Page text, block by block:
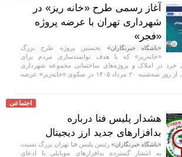
آغاز رسمی طرح «خانه ریز» در
شهرداری تهران با عرضه پروژه
«فجر»
«باشگاه خبرنگاران» نخستین پروژه طرح بزرگ
«خانه‌ریز» که با هدف توانمندسازی مردم برای
خرد در املاک و پروژه‌های ساختمانی مجموعه شهرداری
تهران طراحی شده است، از روز سه‌شنبه ۲۰ مرداد ۱۴۰۵ در سکوی «خانه‌ریز» عرضه
اجتماعی
هشدار پلیس فتا درباره
بدافزار‌های جدید ارز دیجیتال
«باشگاه خبرنگاران» رئیس پلیس فتا تهران بزرگ نسبت
به انتشار گسترده بدافزار‌های موبایلی با ادعای